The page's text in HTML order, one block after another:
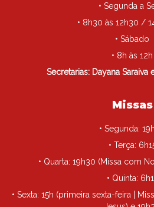
• Segunda a
• 8h30 às 12h30 /
• Sábado
• 8h às 12h
Secretarias: Dayana Saraiva
Missas
• Segunda:
• Terça:
• Quarta: 19h30 (Missa com
• Quinta:
• Sexta: 15h (primeira sexta-feira |